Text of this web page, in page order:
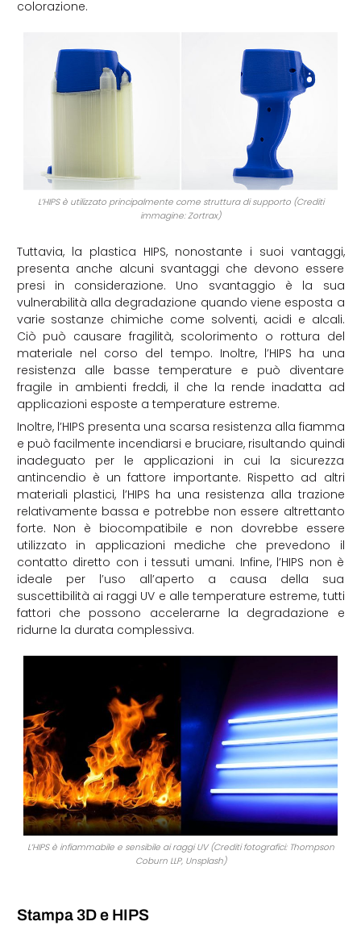
colorazione.
L’HIPS è utilizzato principalmente come struttura di supporto (Crediti
immagine: Zortrax)
Tuttavia, la plastica HIPS, nonostante i suoi vantaggi,
presenta anche alcuni svantaggi che devono essere
presi in considerazione. Uno svantaggio è la sua
vulnerabilità alla degradazione quando viene esposta a
varie sostanze chimiche come solventi, acidi e alcali.
Ciò può causare fragilità, scolorimento o rottura del
materiale nel corso del tempo. Inoltre, l’HIPS ha una
resistenza alle basse temperature e può diventare
fragile in ambienti freddi, il che la rende inadatta ad
applicazioni esposte a temperature estreme.
Inoltre, l’HIPS presenta una scarsa resistenza alla fiamma
e può facilmente incendiarsi e bruciare, risultando quindi
inadeguato per le applicazioni in cui la sicurezza
antincendio è un fattore importante. Rispetto ad altri
materiali plastici, l’HIPS ha una resistenza alla trazione
relativamente bassa e potrebbe non essere altrettanto
forte. Non è biocompatibile e non dovrebbe essere
utilizzato in applicazioni mediche che prevedono il
contatto diretto con i tessuti umani. Infine, l’HIPS non è
ideale per l’uso all’aperto a causa della sua
suscettibilità ai raggi UV e alle temperature estreme, tutti
fattori che possono accelerarne la degradazione e
ridurne la durata complessiva.
L’HIPS è infiammabile e sensibile ai raggi UV (Crediti fotografici: Thompson
Coburn LLP, Unsplash)
Stampa 3D e HIPS